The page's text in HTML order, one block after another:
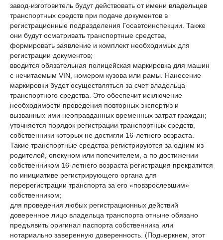
завод-изготовитель будут действовать от имени владельцев
транспортных средств при подаче документов в
регистрационные подразделения Госавтоинспекции. Также
они будут осматривать транспортные средства,
формировать заявление и комплект необходимых для
регистрации документов;
вводится обязательная полицейская маркировка для машин
с нечитаемым VIN, номером кузова или рамы. Нанесение
маркировки будет осуществляться за счет владельца
транспортного средства. Это обеспечит исключение
необходимости проведения повторных экспертиз и
вызванных ими неоправданных временных затрат граждан;
уточняется порядок регистрации транспортных средств,
собственники которых не достигли 16-летнего возраста.
Такие транспортные средства регистрируются за одним из
родителей, опекуном или попечителем, а по достижении
собственником 16-летнего возраста регистрация прекратится
по инициативе регистрирующего органа для
перерегистрации транспорта за его «повзрослевшим»
собственником;
для проведения любых регистрационных действий
доверенное лицо владельца транспорта отныне обязано
предъявить оригинал паспорта собственника или
нотариально заверенную доверенность. (Подчеркнем, этот